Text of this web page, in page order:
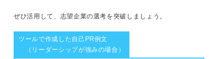
ぜひ活用して、志望企業の選考を突破しましょう。
ツールで作成した自己PR例文
（リーダーシップが強みの場合）